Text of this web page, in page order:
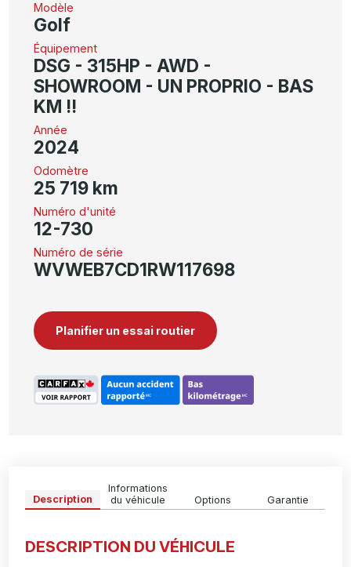
Modèle
Golf
Équipement
DSG - 315HP - AWD -
SHOWROOM - UN PROPRIO - BAS
KM !!
Année
2024
Odomètre
25 719 km
Numéro d'unité
12-730
Numéro de série
WVWEB7CD1RW117698
Planifier un essai routier
Description
Informations
du véhicule
Options Garantie
DESCRIPTION DU VÉHICULE